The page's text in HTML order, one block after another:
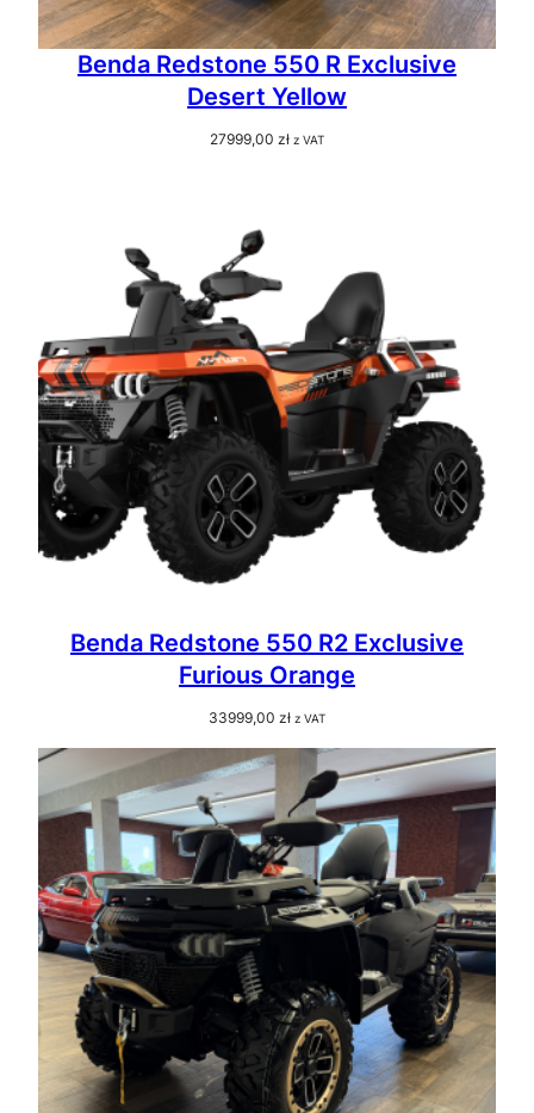
Benda Redstone 550 R Exclusive
Desert Yellow
27999,00 zł z VAT
Benda Redstone 550 R2 Exclusive
Furious Orange
33999,00 zł z VAT